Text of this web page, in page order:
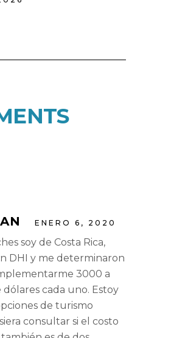
ENERO 6, 2020
soy de Costa Rica,
DHI y me determinaron
3000 a
cada uno. Estoy
de turismo
consultar si el costo